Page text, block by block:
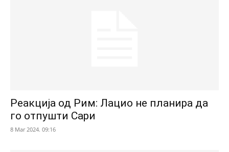
Реакција од Рим: Лацио не планира да
го отпушти Сари
8 Mar 2024. 09:16